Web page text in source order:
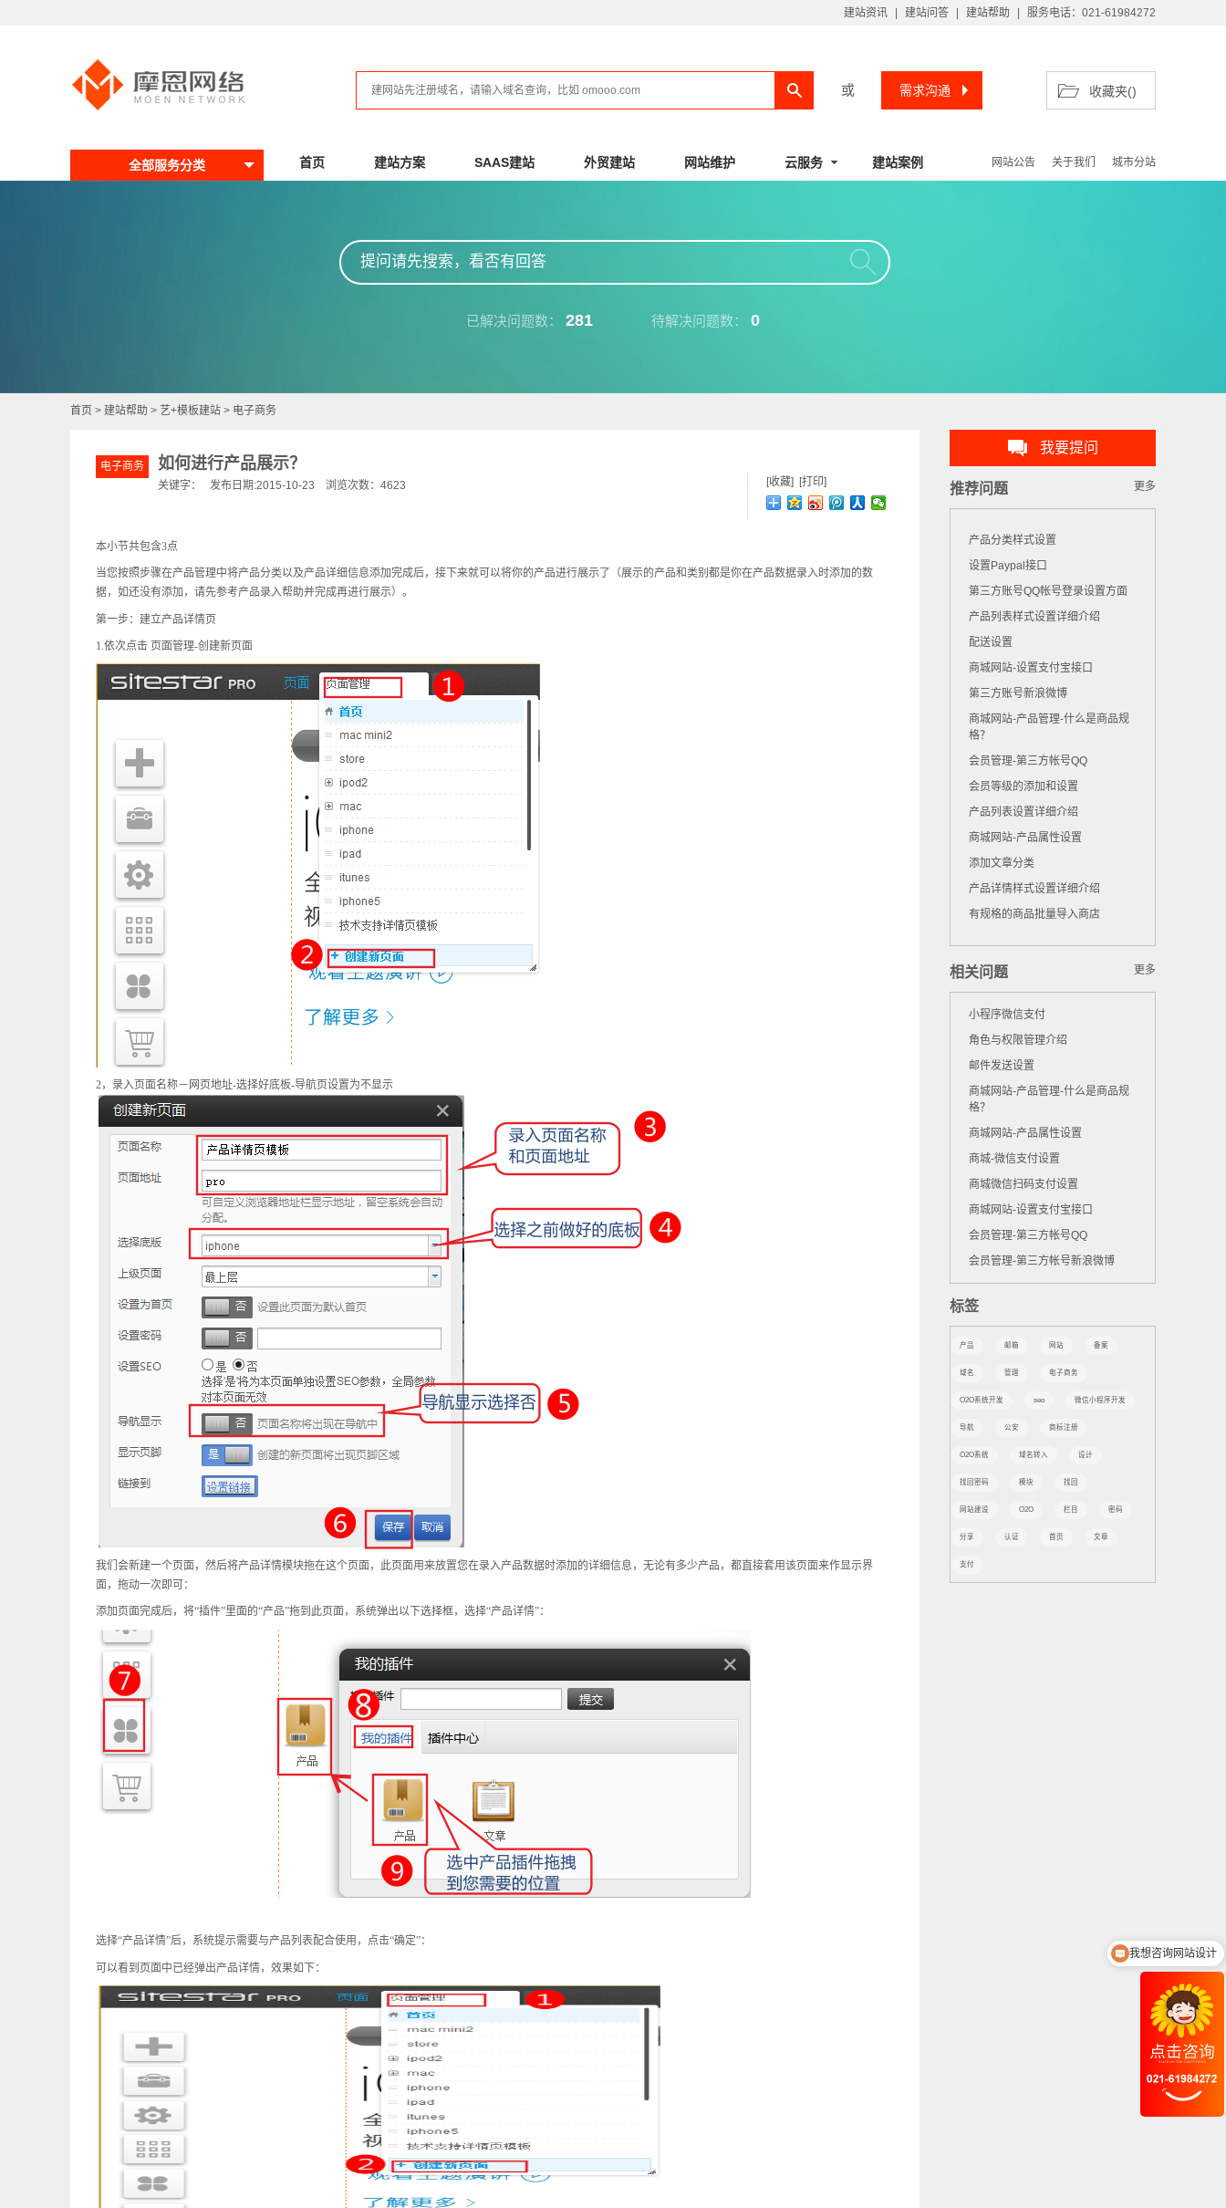
建站资讯 建站问答 建站帮助 服务电话：021-61984272
或 需求沟通 收藏夹()
全部服务分类 首页 建站方案 SAAS建站 外贸建站 网站维护 云服务 建站案例 网站公告 关于我们 城市分站
提问请先搜索，看否有回答
已解决问题数： 281 待解决问题数： 0
首页 > 建站帮助 > 艺+模板建站 > 电子商务
电子商务 如何进行产品展示？
关键字： 发布日期:2015-10-23 浏览次数：4623 [收藏] [打印]
本小节共包含3点
当您按照步骤在产品管理中将产品分类以及产品详细信息添加完成后，接下来就可以将你的产品进行展示了（展示的产品和类别都是你在产品数据录入时添加的数
据，如还没有添加，请先参考产品录入帮助并完成再进行展示）。
第一步：建立产品详情页
1.依次点击 页面管理-创建新页面
2，录入页面名称－网页地址-选择好底板-导航页设置为不显示
我们会新建一个页面，然后将产品详情模块拖在这个页面，此页面用来放置您在录入产品数据时添加的详细信息，无论有多少产品，都直接套用该页面来作显示界
面，拖动一次即可：
添加页面完成后，将“插件”里面的“产品”拖到此页面，系统弹出以下选择框，选择“产品详情”：
选择“产品详情”后，系统提示需要与产品列表配合使用，点击“确定”：
可以看到页面中已经弹出产品详情，效果如下：
我要提问
更多
推荐问题
产品分类样式设置
设置Paypal接口
第三方账号QQ帐号登录设置方面
产品列表样式设置详细介绍
配送设置
商城网站-设置支付宝接口
第三方账号新浪微博
商城网站-产品管理-什么是商品规
格？
会员管理-第三方帐号QQ
会员等级的添加和设置
产品列表设置详细介绍
商城网站-产品属性设置
添加文章分类
产品详情样式设置详细介绍
有规格的商品批量导入商店
更多
相关问题
小程序微信支付
角色与权限管理介绍
邮件发送设置
商城网站-产品管理-什么是商品规
格？
商城网站-产品属性设置
商城-微信支付设置
商城微信扫码支付设置
商城网站-设置支付宝接口
会员管理-第三方帐号QQ
会员管理-第三方帐号新浪微博
标签
产品 邮箱 网站 备案
域名 管理 电子商务
O2O系统开发 seo 微信小程序开发
导航 公安 商标注册
O2O系统 域名转入 设计
找回密码 模块 找回
网站建设 O2O 栏目 密码
分享 认证 首页 文章
支付
我想咨询网站设计